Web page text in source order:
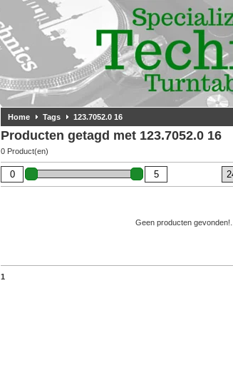
Home Tags 123.7052.0 16
Producten getagd met 123.7052.0 16
0 Product(en)
Geen producten gevonden!...
1